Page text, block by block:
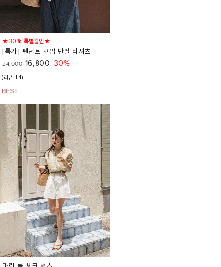
★30% 특별할인★
[특가] 펜던트 꼬임 반팔 티셔츠
24,000 16,800 30%
(리뷰:14)